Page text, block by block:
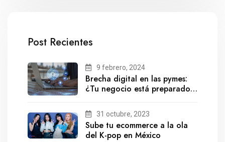
Post Recientes
9 febrero, 2024
Brecha digital en las pymes:
¿Tu negocio está preparado
31 octubre, 2023
Sube tu ecommerce a la ola
del K-pop en México